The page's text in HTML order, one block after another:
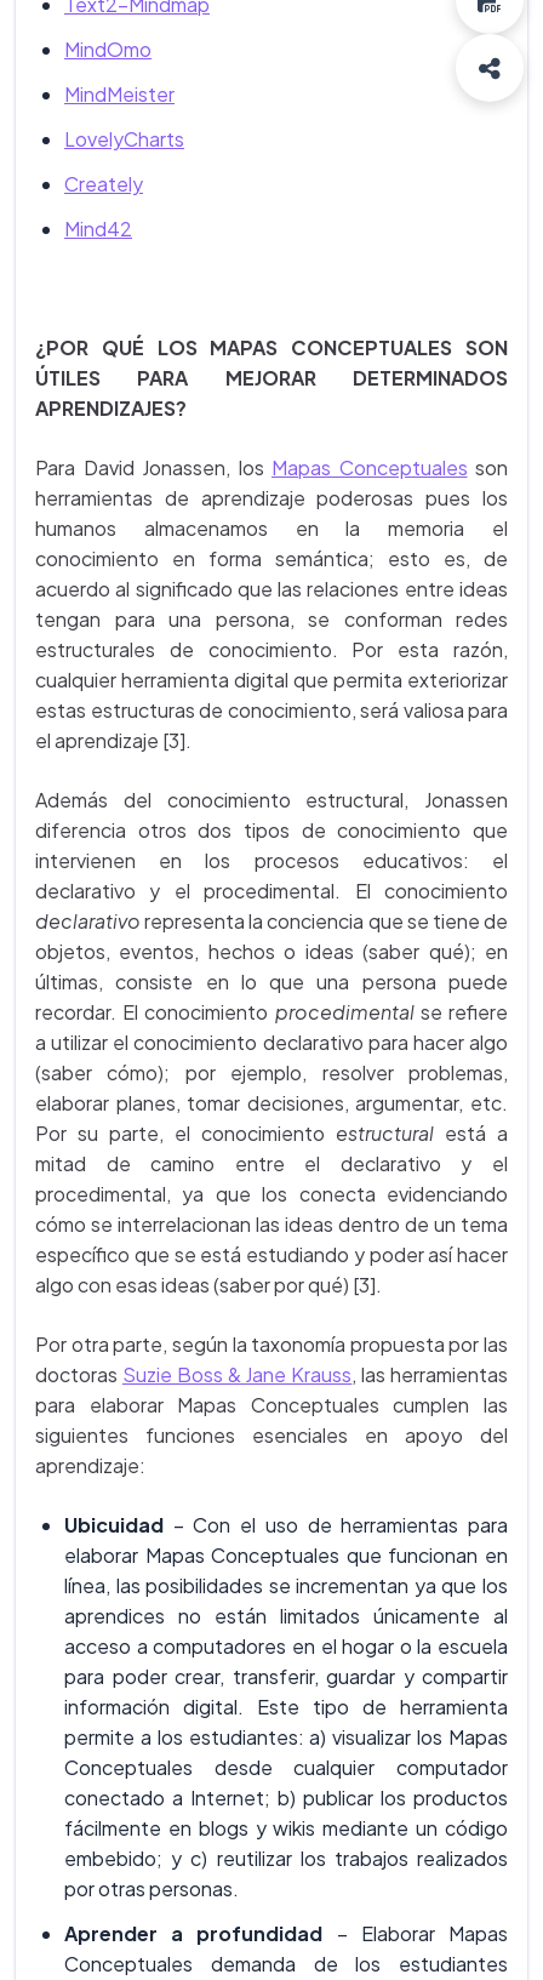
MindOmo
MindMeister
LovelyCharts
Creately
Mind42
¿POR QUÉ LOS MAPAS CONCEPTUALES SON
ÚTILES PARA MEJORAR DETERMINADOS
APRENDIZAJES?
Para David Jonassen, los Mapas Conceptuales son
herramientas de aprendizaje poderosas pues los
humanos almacenamos en la memoria el
conocimiento en forma semántica; esto es, de
acuerdo al significado que las relaciones entre ideas
tengan para una persona, se conforman redes
estructurales de conocimiento. Por esta razón,
cualquier herramienta digital que permita exteriorizar
estas estructuras de conocimiento, será valiosa para
el aprendizaje [3].
Además del conocimiento estructural, Jonassen
diferencia otros dos tipos de conocimiento que
intervienen en los procesos educativos: el
declarativo y el procedimental. El conocimiento
declarativorepresenta la conciencia que se tiene de
objetos, eventos, hechos o ideas (saber qué); en
últimas, consiste en lo que una persona puede
recordar. El conocimiento procedimentalse refiere
a utilizar el conocimiento declarativo para hacer algo
(saber cómo); por ejemplo, resolver problemas,
elaborar planes, tomar decisiones, argumentar, etc.
Por su parte, el conocimiento estructural está a
mitad de camino entre el declarativo y el
procedimental, ya que los conecta evidenciando
cómo se interrelacionan las ideas dentro de un tema
específico que se está estudiando y poder así hacer
algo con esas ideas (saber por qué) [3].
Por otra parte, según la taxonomía propuesta por las
doctoras Suzie Boss & Jane Krauss, las herramientas
para elaborar Mapas Conceptuales cumplen las
siguientes funciones esenciales en apoyo del
aprendizaje:
Ubicuidad – Con el uso de herramientas para
elaborar Mapas Conceptuales que funcionan en
línea, las posibilidades se incrementan ya que los
aprendices no están limitados únicamente al
acceso a computadores en el hogar o la escuela
para poder crear, transferir, guardar y compartir
información digital. Este tipo de herramienta
permite a los estudiantes: a) visualizar los Mapas
Conceptuales desde cualquier computador
conectado a Internet; b) publicar los productos
fácilmente en blogs y wikis mediante un código
embebido; y c) reutilizar los trabajos realizados
por otras personas.
Aprender a profundidad – Elaborar Mapas
Conceptuales demanda de los estudiantes